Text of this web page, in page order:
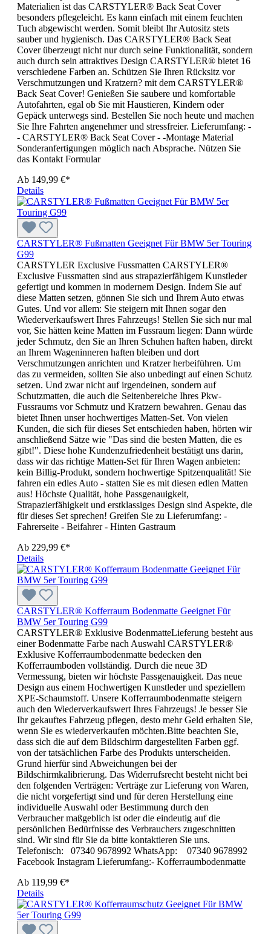
Materialien ist das CARSTYLER® Back Seat Cover
besonders pflegeleicht. Es kann einfach mit einem feuchten
Tuch abgewischt werden. Somit bleibt Ihr Autositz stets
sauber und hygienisch. Das CARSTYLER® Back Seat
Cover überzeugt nicht nur durch seine Funktionalität, sondern
auch durch sein attraktives Design CARSTYLER® bietet 16
verschiedene Farben an. Schützen Sie Ihren Rücksitz vor
Verschmutzungen und Kratzern? mit dem CARSTYLER®
Back Seat Cover! Genießen Sie saubere und komfortable
Autofahrten, egal ob Sie mit Haustieren, Kindern oder
Gepäck unterwegs sind. Bestellen Sie noch heute und machen
Sie Ihre Fahrten angenehmer und stressfreier. Lieferumfang: -
- CARSTYLER® Back Seat Cover - -Montage Material
Sonderanfertigungen möglich nach Absprache. Nützen Sie
das Kontakt Formular
Ab 149,99 €*
Details
CARSTYLER® Fußmatten Geeignet Für BMW 5er Touring
G99
CARSTYLER Exclusive Fussmatten CARSTYLER®
Exclusive Fussmatten sind aus strapazierfähigem Kunstleder
gefertigt und kommen in modernem Design. Indem Sie auf
diese Matten setzen, gönnen Sie sich und Ihrem Auto etwas
Gutes. Und vor allem: Sie steigern mit Ihnen sogar den
Wiederverkaufswert Ihres Fahrzeugs! Stellen Sie sich nur mal
vor, Sie hätten keine Matten im Fussraum liegen: Dann würde
jeder Schmutz, den Sie an Ihren Schuhen haften haben, direkt
an Ihrem Wageninneren haften bleiben und dort
Verschmutzungen anrichten und Kratzer herbeiführen. Um
das zu vermeiden, sollten Sie also unbedingt auf einen Schutz
setzen. Und zwar nicht auf irgendeinen, sondern auf
Schutzmatten, die auch die Seitenbereiche Ihres Pkw-
Fussraums vor Schmutz und Kratzern bewahren. Genau das
bietet Ihnen unser hochwertiges Matten-Set. Von vielen
Kunden, die sich für dieses Set entschieden haben, hörten wir
anschließend Sätze wie "Das sind die besten Matten, die es
gibt!". Diese hohe Kundenzufriedenheit bestätigt uns darin,
dass wir das richtige Matten-Set für Ihren Wagen anbieten:
kein Billig-Produkt, sondern hochwertige Spitzenqualität! Sie
fahren ein edles Auto - statten Sie es mit diesen edlen Matten
aus! Höchste Qualität, hohe Passgenauigkeit,
Strapazierfähigkeit und erstklassiges Design sind Aspekte, die
für dieses Set sprechen! Greifen Sie zu Lieferumfang: -
Fahrerseite - Beifahrer - Hinten Gastraum
Ab 229,99 €*
Details
CARSTYLER® Kofferraum Bodenmatte Geeignet Für
BMW 5er Touring G99
CARSTYLER® Exklusive BodenmatteLieferung besteht aus
einer Bodenmatte Farbe nach Auswahl CARSTYLER®
Exklusive Kofferraumbodenmatte bedecken den
Kofferraumboden vollständig. Durch die neue 3D
Vermessung, bieten wir höchste Passgenauigkeit. Das neue
Design aus einem Hochwertigen Kunstleder und speziellem
XPE-Schaumstoff. Unsere Kofferraumbodenmatte steigern
auch den Wiederverkaufswert Ihres Fahrzeugs! Je besser Sie
Ihr gekauftes Fahrzeug pflegen, desto mehr Geld erhalten Sie,
wenn Sie es wiederverkaufen möchten.Bitte beachten Sie,
dass sich die auf dem Bildschirm dargestellten Farben ggf.
von der tatsächlichen Farbe des Produkts unterscheiden.
Grund hierfür sind Abweichungen bei der
Bildschirmkalibrierung. Das Widerrufsrecht besteht nicht bei
den folgenden Verträgen: Verträge zur Lieferung von Waren,
die nicht vorgefertigt sind und für deren Herstellung eine
individuelle Auswahl oder Bestimmung durch den
Verbraucher maßgeblich ist oder die eindeutig auf die
persönlichen Bedürfnisse des Verbrauchers zugeschnitten
sind. Wir sind für Sie da bitte kontaktieren Sie uns.
Telefonisch: 07340 9678992 WhatsApp: 07340 9678992
Facebook Instagram Lieferumfang:- Kofferraumbodenmatte
Ab 119,99 €*
Details